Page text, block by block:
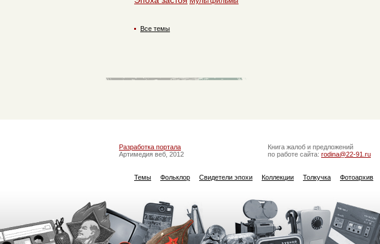
Все темы
Разработка портала
Артимедия веб, 2012
Книга жалоб и предложений
по работе сайта: rodina@22-91.ru
Темы Фольклор Свидетели эпохи Коллекции Толкучка Фотоархив